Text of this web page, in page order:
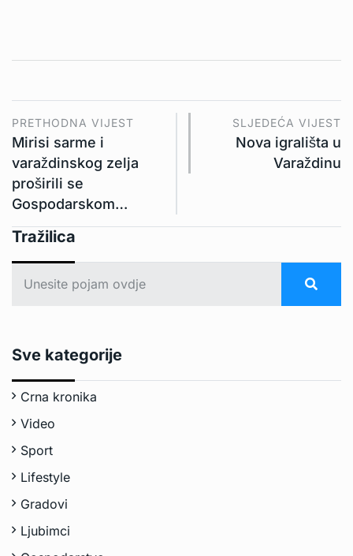
PRETHODNA VIJEST
Mirisi sarme i
varaždinskog zelja
proširili se
Gospodarskom…
SLJEDEĆA VIJEST
Nova igrališta u
Varaždinu
Tražilica
Sve kategorije
Crna kronika
Video
Sport
Lifestyle
Gradovi
Ljubimci